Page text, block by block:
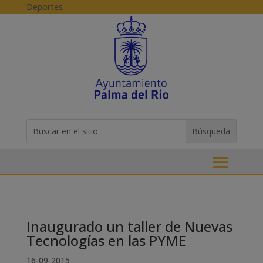
Skip to content
Deportes
for...
Inaugurado un taller de Nuevas
Tecnologías en las PYME
16-09-2015